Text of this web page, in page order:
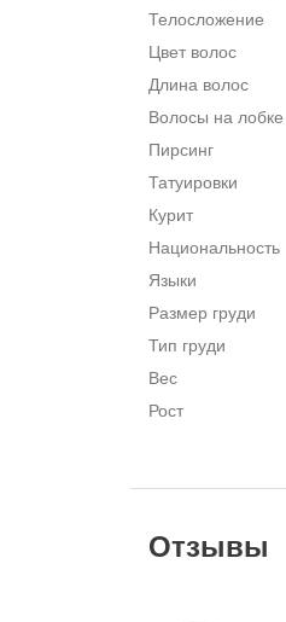
Телосложение
Цвет волос
Длина волос
Волосы на лобке
Пирсинг
Татуировки
Курит
Национальность
Языки
Размер груди
Тип груди
Вес
Рост
Отзывы